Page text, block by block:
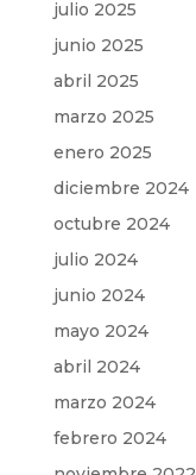
julio 2025
junio 2025
abril 2025
marzo 2025
enero 2025
diciembre 2024
octubre 2024
julio 2024
junio 2024
mayo 2024
abril 2024
marzo 2024
febrero 2024